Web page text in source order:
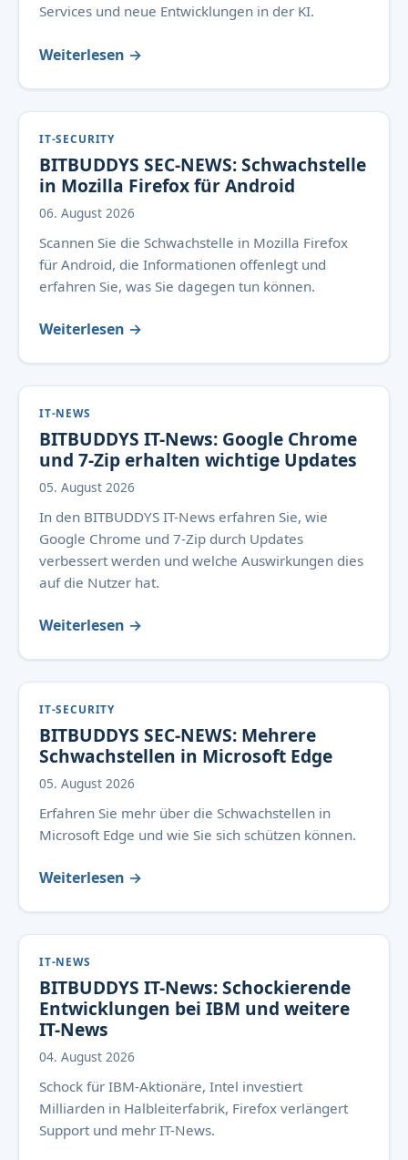
Services und neue Entwicklungen in der KI.
Weiterlesen →
IT-SECURITY
BITBUDDYS SEC-NEWS: Schwachstelle
in Mozilla Firefox für Android
06. August 2026
Scannen Sie die Schwachstelle in Mozilla Firefox
für Android, die Informationen offenlegt und
erfahren Sie, was Sie dagegen tun können.
Weiterlesen →
IT-NEWS
BITBUDDYS IT-News: Google Chrome
und 7-Zip erhalten wichtige Updates
05. August 2026
In den BITBUDDYS IT-News erfahren Sie, wie
Google Chrome und 7-Zip durch Updates
verbessert werden und welche Auswirkungen dies
auf die Nutzer hat.
Weiterlesen →
IT-SECURITY
BITBUDDYS SEC-NEWS: Mehrere
Schwachstellen in Microsoft Edge
05. August 2026
Erfahren Sie mehr über die Schwachstellen in
Microsoft Edge und wie Sie sich schützen können.
Weiterlesen →
IT-NEWS
BITBUDDYS IT-News: Schockierende
Entwicklungen bei IBM und weitere
IT-News
04. August 2026
Schock für IBM-Aktionäre, Intel investiert
Milliarden in Halbleiterfabrik, Firefox verlängert
Support und mehr IT-News.